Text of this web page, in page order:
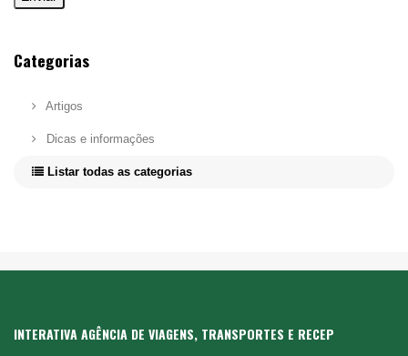
Categorias
Artigos
Dicas e informações
Listar todas as categorias
INTERATIVA AGÊNCIA DE VIAGENS, TRANSPORTES E RECEP